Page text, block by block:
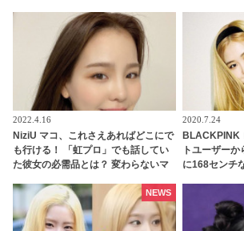
習生の生活が明らかに
高身長化を
2022.4.16
NiziU マコ、これさえあればどこにで
も行ける！ 「虹プロ」でも話してい
た彼女の必需品とは？ 変わらないマ
続出
2020.7.24
BLACKPINK
トユーザー
に168センチ
NEWS